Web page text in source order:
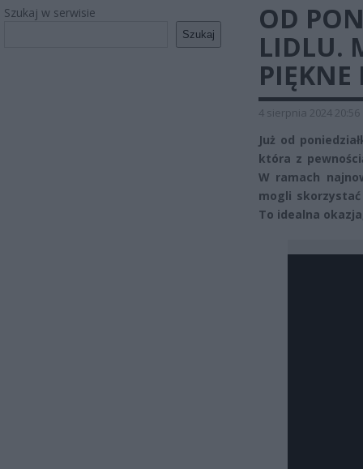
Szukaj w serwisie
Szukaj
OD
LIDLU.
PIĘKNE
4 sierpnia 2024 20:56
Już od
która z
W ramach
mogli
To idealna